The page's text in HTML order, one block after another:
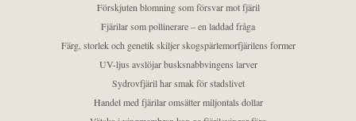
Förskjuten blomning som försvar mot fjäril
Fjärilar som pollinerare – en laddad fråga
Färg, storlek och genetik skiljer skogspärlemorfjärilens former
UV-ljus avslöjar busksnabbvingens larver
Sydrovfjäril har smak för stadslivet
Handel med fjärilar omsätter miljontals dollar